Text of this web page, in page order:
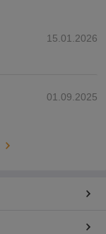
15.01.2026
01.09.2025